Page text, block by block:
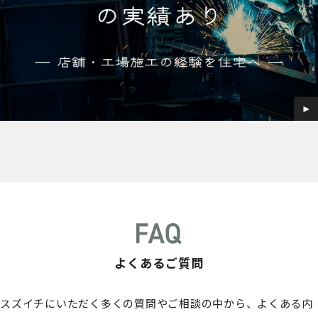
よくあるご質問
スズイチにいただく多くの質問やご相談の中から、よくある内